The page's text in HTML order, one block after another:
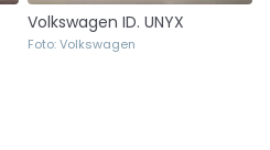
Volkswagen ID. UNYX
Foto: Volkswagen